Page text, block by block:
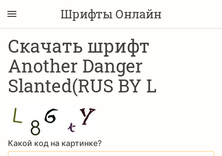
Шрифты Онлайн
Скачать шрифт
Another Danger
Slanted(RUS BY L
Какой код на картинке?